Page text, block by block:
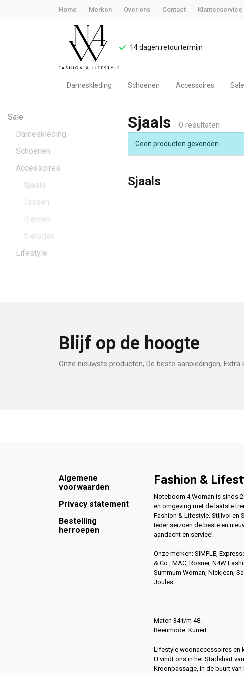
Home Merken Over ons Contact Klantenservice
14 dagen retourtermijn
Dameskleding Schoenen Accessoires Sale
Sjaals
Noteboom
Woman
Sale
Dameskleding
Schoenen
Accessoires
Sjaals
Tassen
Riemen
Sieraden
Lifestyle
Sjaals 0 resultaten
Geen producten gevonden
Sjaals
Blijf op de hoogte
Onze nieuwste producten, De beste aanbiedingen, Extra
Footer
Algemene
voorwaarden
Privacy statement
Bestelling
herroepen
Fashion &
Noteboom 4 Woman is sinds
en omgeving met de laatste
Fashion & Lifestyle. Stijlvol en
Ieder seizoen de beste en
aandacht en service!
Onze merken: SIMPLE,
& Co., MAC, Rosner, N4W
Summum Woman, Nickjean,
Joules.
Maten 34 t/m 48.
Beenmode: Kunert
Lifestyle woonaccessoires en
U vindt ons in het Stadshart
Kroonpassage, in de buurt